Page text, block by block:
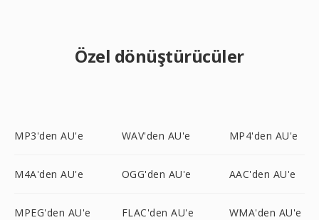
Özel dönüştürücüler
MP3'den AU'e WAV'den AU'e MP4'den AU'e
M4A'den AU'e OGG'den AU'e AAC'den AU'e
MPEG'den AU'e FLAC'den AU'e WMA'den AU'e